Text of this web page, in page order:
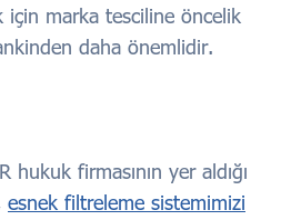
için marka tesciline öncelik
daha önemlidir.
hukuk firmasının yer aldığı
esnek filtreleme sistemimizi